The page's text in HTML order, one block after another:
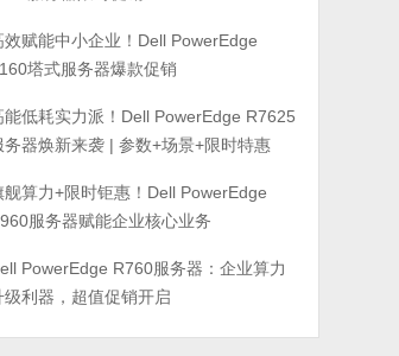
效赋能中小企业！Dell PowerEdge
塔式服务器爆款促销
能低耗实力派！Dell PowerEdge R7625
务器焕新来袭 | 参数+场景+限时特惠
舰算力+限时钜惠！Dell PowerEdge
服务器赋能企业核心业务
PowerEdge R760服务器：企业算力
级利器，超值促销开启